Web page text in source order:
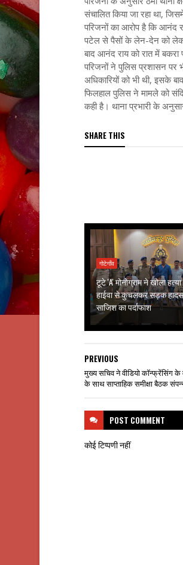
संचालित किया जा रहा था,
परिजनों का आरोप है कि आनंद
पटेल से पैसों के लेन-देन को लेकर
बाद आनंद राय को रात में बकरा
परिजनों ने पुलिस प्रशासन पर
अधिकारियों को भी थी, इसके
फिलहाल पुलिस ने मामले को
कही है। थाना प्रभारी के
SHARE THIS
गोटेगाँव
टूटे 'A' मोनोग्राम ने खोला
हाईवा से कुचलकर सड़क
साजिश का पर्दाफाश
PREVIOUS
मुख्य सचिव ने वीडियो कॉन्फ्रेंसिंग के
के साथ साप्ताहिक समीक्षा बैठक
POST COMMENT
कोई टिप्पणी नहीं